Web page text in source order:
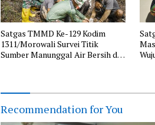
Satgas TMMD Ke-129 Kodim
1311/Morowali Survei Titik
Sumber Manunggal Air Bersih di
Recommendation for You